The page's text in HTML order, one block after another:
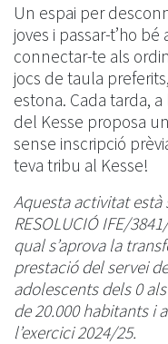
Un espai per
joves i passar-t’ho
connectar-te als
jocs de taula
estona. Cada tarda,
del Kesse proposa
sense inscripció
teva tribu al Kesse!
Aquesta activitat
RESOLUCIÓ IFE/
qual s’aprova la
prestació del servei
adolescents dels 0
de 20.000 habitants i
l’exercici 2024/25.